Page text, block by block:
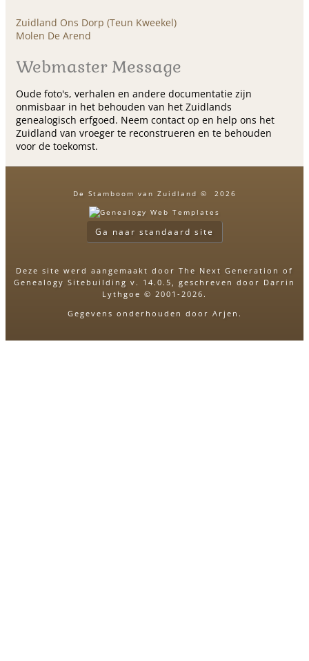
Zuidland Ons Dorp (Teun Kweekel)
Molen De Arend
Webmaster Message
Oude foto's, verhalen en andere documentatie zijn
onmisbaar in het behouden van het Zuidlands
genealogisch erfgoed. Neem contact op en help ons het
Zuidland van vroeger te reconstrueren en te behouden
voor de toekomst.
De Stamboom van Zuidland © 2026
Ga naar standaard site
Deze site werd aangemaakt door The Next Generation of
Genealogy Sitebuilding v. 14.0.5, geschreven door Darrin
Lythgoe © 2001-2026.
Gegevens onderhouden door Arjen .